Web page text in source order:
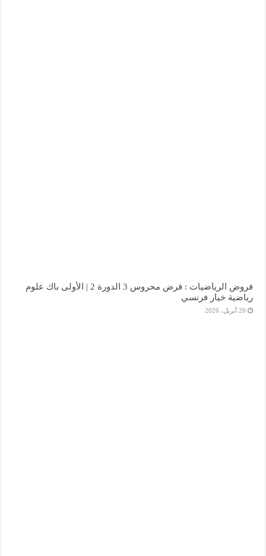
فروض الرياضيات : فرض محروس 3 الدورة 2 | الأولى باك علوم
رياضية خيار فرنسي
20 أبريل، 2026